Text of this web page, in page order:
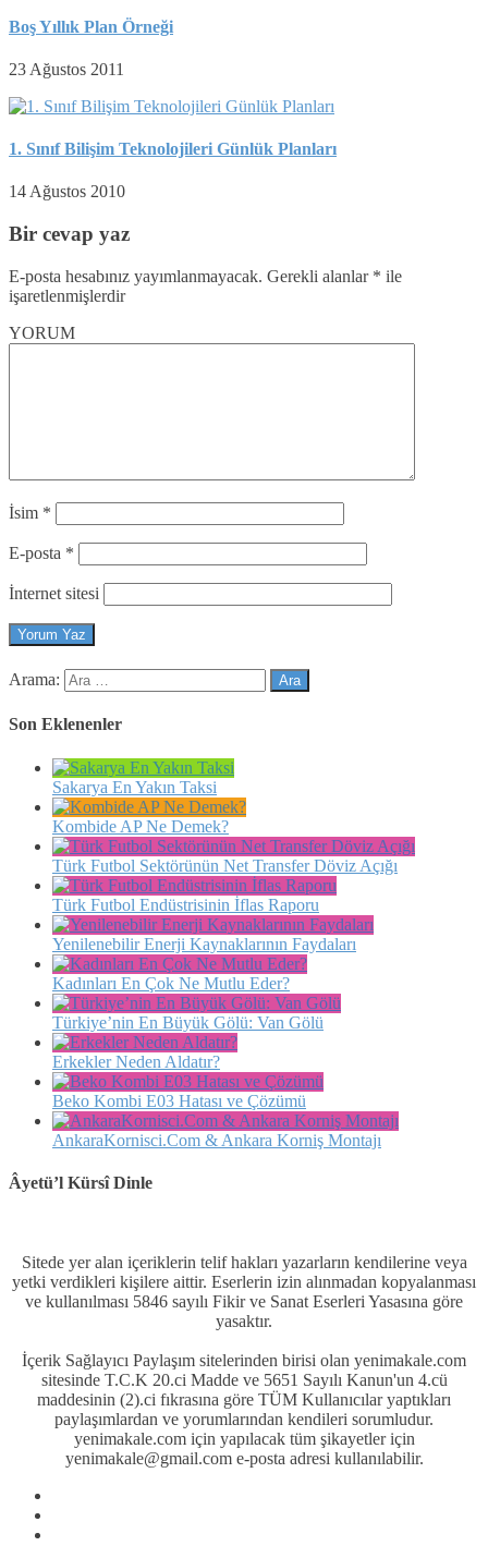
Boş Yıllık Plan Örneği
23 Ağustos 2011
1. Sınıf Bilişim Teknolojileri Günlük Planları
14 Ağustos 2010
Bir cevap yaz
E-posta hesabınız yayımlanmayacak. Gerekli alanlar * ile
işaretlenmişlerdir
YORUM
İsim *
E-posta *
İnternet sitesi
Arama:
Son Eklenenler
Sakarya En Yakın Taksi
Kombide AP Ne Demek?
Türk Futbol Sektörünün Net Transfer Döviz Açığı
Türk Futbol Endüstrisinin İflas Raporu
Yenilenebilir Enerji Kaynaklarının Faydaları
Kadınları En Çok Ne Mutlu Eder?
Türkiye’nin En Büyük Gölü: Van Gölü
Erkekler Neden Aldatır?
Beko Kombi E03 Hatası ve Çözümü
AnkaraKornisci.Com & Ankara Korniş Montajı
Âyetü’l Kürsî Dinle
Sitede yer alan içeriklerin telif hakları yazarların kendilerine veya
yetki verdikleri kişilere aittir. Eserlerin izin alınmadan kopyalanması
ve kullanılması 5846 sayılı Fikir ve Sanat Eserleri Yasasına göre
yasaktır.
İçerik Sağlayıcı Paylaşım sitelerinden birisi olan yenimakale.com
sitesinde T.C.K 20.ci Madde ve 5651 Sayılı Kanun'un 4.cü
maddesinin (2).ci fıkrasına göre TÜM Kullanıcılar yaptıkları
paylaşımlardan ve yorumlarından kendileri sorumludur.
yenimakale.com için yapılacak tüm şikayetler için
yenimakale@gmail.com e-posta adresi kullanılabilir.